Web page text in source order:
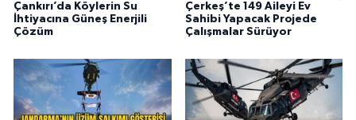
Çankırı’da Köylerin Su
İhtiyacına Güneş Enerjili
Çözüm
Çerkeş’te 149 Aileyi Ev
Sahibi Yapacak Projede
Çalışmalar Sürüyor